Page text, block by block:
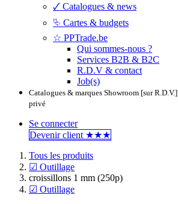
🗸 Catalogues & news
⮱ Cartes & budgets
☆ PPTrade.be
Qui sommes-nous ?
Services B2B & B2C
R.D.V & contact
Job(s)
Catalogues & marques Showroom [sur R.D.V.]
privé
Se connecter
Devenir clie​​​​​​nt ★★★
Tous les produits
☑ Outillage
croissillons 1 mm (250p)
☑ Outillage